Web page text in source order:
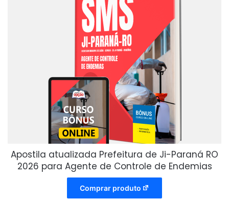
Apostila atualizada Prefeitura de Ji-Paraná RO
2026 para Agente de Controle de Endemias
Comprar produto